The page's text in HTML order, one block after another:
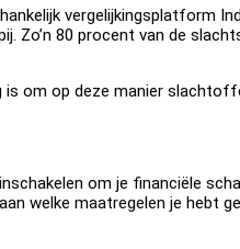
vergelijkingsplatform
Zo’n 80 procent van de
om op deze manier
om je financiële
welke maatregelen je hebt